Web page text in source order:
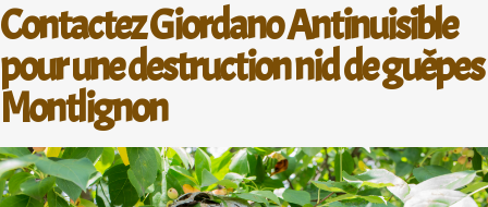
Contactez Giordano Antinuisible
pour une destruction nid de guêpes
Montlignon